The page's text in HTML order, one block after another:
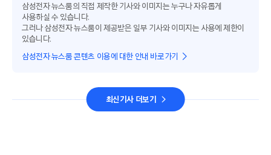
삼성전자 뉴스룸의 직접 제작한 기사와 이미지는 누구나 자유롭게
사용하실 수 있습니다.
그러나 삼성전자 뉴스룸이 제공받은 일부 기사와 이미지는 사용에 제한이
있습니다.
삼성전자 뉴스룸 콘텐츠 이용에 대한 안내 바로가기
최신기사 더보기